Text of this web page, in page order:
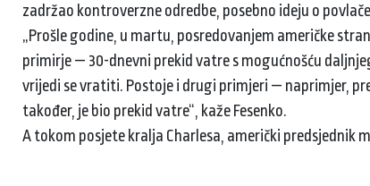
zadržao kontroverzne odredbe, posebno ideju o
„Prošle godine, u martu, posredovanjem američke
primirje — 30-dnevni prekid vatre s mogućnošću
vrijedi se vratiti. Postoje i drugi primjeri — naprimjer,
također, je bio prekid vatre“, kaže Fesenko.
A tokom posjete kralja Charlesa, američki predsjednik